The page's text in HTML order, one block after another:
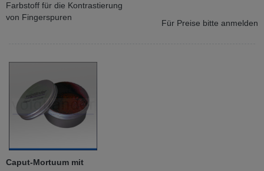
Farbstoff für die Kontrastierung
von Fingerspuren
Für Preise bitte anmelden
Caput-Mortuum mit